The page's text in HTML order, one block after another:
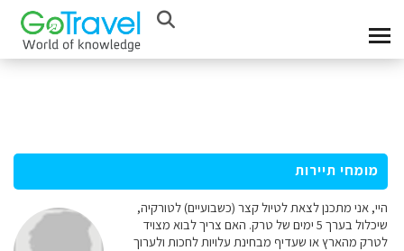
מומחי תיירות
היי, אני מתכנן לצאת לטיול קצר (כשבועיים) לטורקיה,
שיכלול בערך 5 ימים של טרק. האם צריך לבוא מצויד
לטרק מהארץ או שעדיף מבחינת עלויות לחכות ולערוך